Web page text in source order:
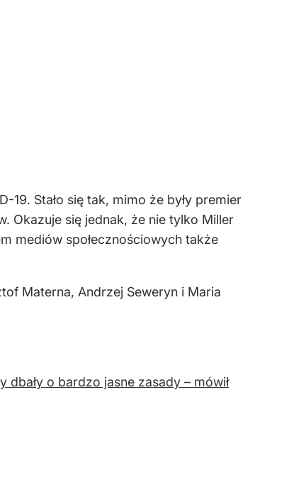
19. Stało się tak, mimo że były premier
Okazuje się jednak, że nie tylko Miller
mediów społecznościowych także
Materna, Andrzej Seweryn i Maria
o bardzo jasne zasady – mówił